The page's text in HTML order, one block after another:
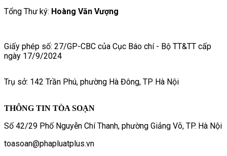
Tổng Thư ký: Hoàng Văn Vượng
Giấy phép số: 27/GP-CBC của Cục Báo chí - Bộ TT&TT cấp
ngày 17/9/2024
Trụ sở: 142 Trần Phú, phường Hà Đông, TP Hà Nội
THÔNG TIN TÒA SOẠN
Số 42/29 Phố Nguyễn Chí Thanh, phường Giảng Võ, TP. Hà Nội
toasoan@phapluatplus.vn